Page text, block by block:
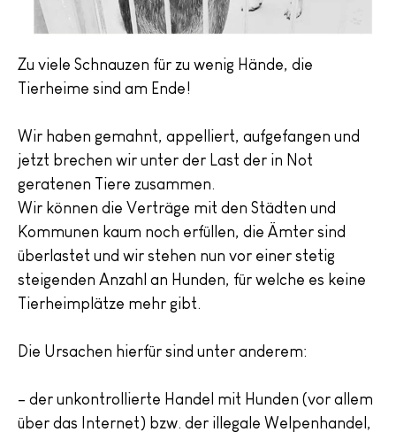
Zu viele Schnauzen für zu wenig Hände, die
Tierheime sind am Ende!
Wir haben gemahnt, appelliert, aufgefangen und
jetzt brechen wir unter der Last der in Not
geratenen Tiere zusammen.
Wir können die Verträge mit den Städten und
Kommunen kaum noch erfüllen, die Ämter sind
überlastet und wir stehen nun vor einer stetig
steigenden Anzahl an Hunden, für welche es keine
Tierheimplätze mehr gibt.
Die Ursachen hierfür sind unter anderem:
– der unkontrollierte Handel mit Hunden (vor allem
über das Internet) bzw. der illegale Welpenhandel,